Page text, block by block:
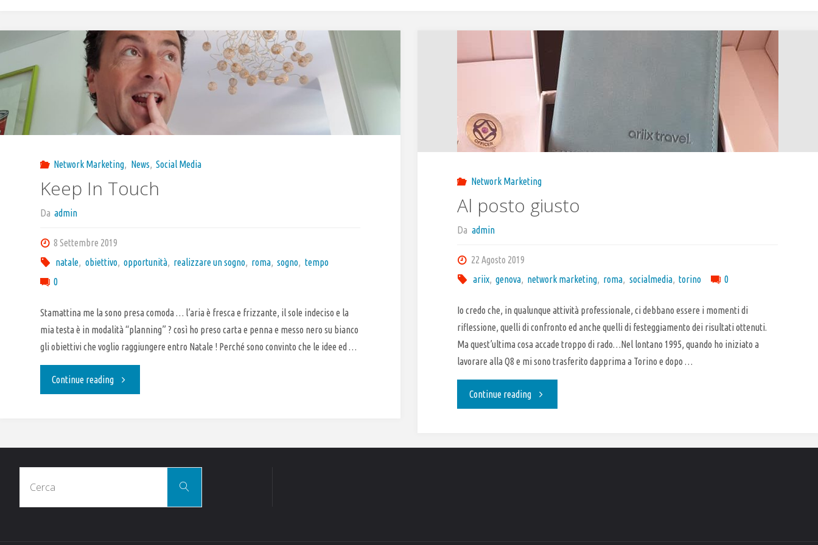
Network Marketing, News, Social Media
Keep In Touch
Da admin
8 Settembre 2019
natale, obiettivo, opportunità, realizzare un sogno, roma, sogno, tempo
0
Stamattina me la sono presa comoda … l’aria è fresca e frizzante, il sole indeciso e la
mia testa è in modalità “planning” ? così ho preso carta e penna e messo nero su bianco
gli obiettivi che voglio raggiungere entro Natale ! Perché sono convinto che le idee ed …
Continue reading"Keep
Network Marketing
Al posto giusto
Da admin
22 Agosto 2019
ariix, genova, network marketing, roma, socialmedia, torino 0
Io credo che, in qualunque attività professionale, ci debbano essere i momenti di
riflessione, quelli di confronto ed anche quelli di festeggiamento dei risultati ottenuti.
Ma quest’ultima cosa accade troppo di rado…Nel lontano 1995, quando ho iniziato a
lavorare alla Q8 e mi sono trasferito dapprima a Torino e dopo …
Continue reading"Al
Cerca